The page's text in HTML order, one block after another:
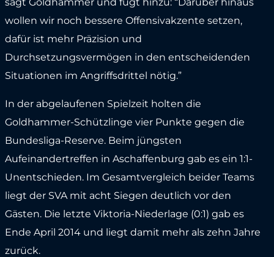
wollen wir noch bessere Offensivakzente setzen,
dafür ist mehr Präzision und
Durchsetzungsvermögen in den entscheidenden
Situationen im Angriffsdrittel nötig.”
In der abgelaufenen Spielzeit holten die
Goldhammer-Schützlinge vier Punkte gegen die
Bundesliga-Reserve. Beim jüngsten
Aufeinandertreffen in Aschaffenburg gab es ein 1:1-
Unentschieden. Im Gesamtvergleich beider Teams
liegt der SVA mit acht Siegen deutlich vor den
Gästen. Die letzte Viktoria-Niederlage (0:1) gab es
Ende April 2014 und liegt damit mehr als zehn Jahre
zurück.